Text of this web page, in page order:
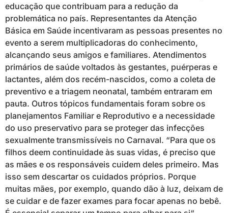
educação que contribuam para a redução da
problemática no país. Representantes da Atenção
Básica em Saúde incentivaram as pessoas presentes no
evento a serem multiplicadoras do conhecimento,
alcançando seus amigos e familiares. Atendimentos
primários de saúde voltados às gestantes, puérperas e
lactantes, além dos recém-nascidos, como a coleta de
preventivo e a triagem neonatal, também entraram em
pauta. Outros tópicos fundamentais foram sobre os
planejamentos Familiar e Reprodutivo e a necessidade
do uso preservativo para se proteger das infecções
sexualmente transmissíveis no Carnaval. “Para que os
filhos deem continuidade às suas vidas, é preciso que
as mães e os responsáveis cuidem deles primeiro. Mas
isso sem descartar os cuidados próprios. Porque
muitas mães, por exemplo, quando dão à luz, deixam de
se cuidar e de fazer exames para focar apenas no bebê.